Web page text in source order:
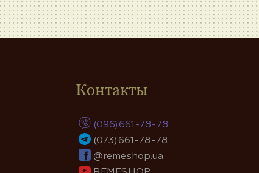
Контакты
(096)661-78-78
(073)661-78-78
@remeshop.ua